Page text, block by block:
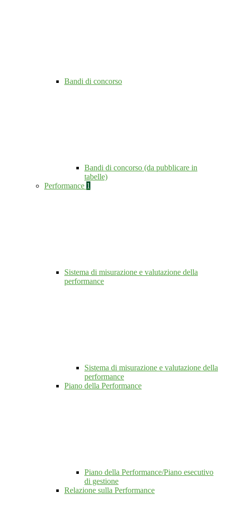
Bandi di concorso
Bandi di concorso (da pubblicare in
tabelle)
Performance 1
Sistema di misurazione e valutazione della
performance
Sistema di misurazione e valutazione della
performance
Piano della Performance
Piano della Performance/Piano esecutivo
di gestione
Relazione sulla Performance